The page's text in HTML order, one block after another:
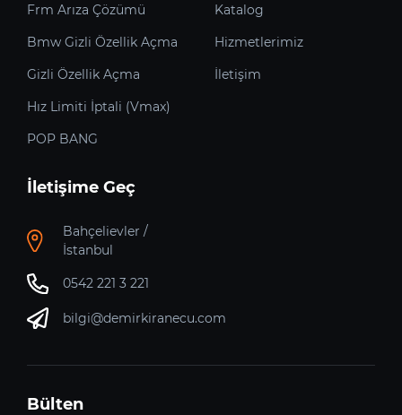
Frm Arıza Çözümü
Bmw Gizli Özellik Açma
Gizli Özellik Açma
Hız Limiti İptali (Vmax)
POP BANG
Katalog
Hizmetlerimiz
İletişim
İletişime Geç
Bahçelievler /
İstanbul
0542 221 3 221
bilgi@demirkiranecu.com
Bülten